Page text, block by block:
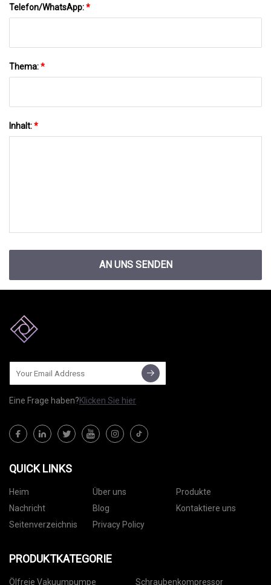
Telefon/WhatsApp:*
Thema:*
Inhalt:*
AN UNS SENDEN
Eine Frage haben?Klicken Sie hier
QUICK LINKS
Heim Über uns
Produkte
Nachricht
Blog
Kontaktiere uns
Seitenverzeichnis
Privacy Policy
PRODUKTKATEGORIE
Ölfreie Vakuumpumpe Schraubenkompressor